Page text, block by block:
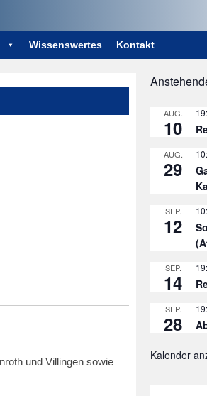
Wissenswertes Kontakt
Post
navigation
und Villingen sowie
AUG.
10
AUG.
29
SEP.
12
SEP.
14
SEP.
28
Kalender